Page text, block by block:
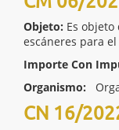
Objeto: Es
escáneres para el
Importe Con
Organismo:
CN 16/